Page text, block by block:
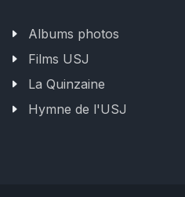
Albums photos
Films USJ
La Quinzaine
Hymne de l'USJ